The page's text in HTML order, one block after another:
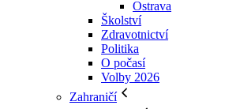
Ostrava
Školství
Zdravotnictví
Politika
O počasí
Volby 2026
Zahraničí